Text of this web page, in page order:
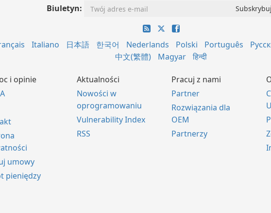
Biuletyn:
Italiano 日本語 한국어 Nederlands Polski Português
中文(繁體)
Magyar हिन्दी
i opinie
umowy
pieniędzy
Aktualności
Nowości w
oprogramowaniu
Vulnerability Index
RSS
Pracuj z nami
Partner
Rozwiązania dla
OEM
Partnerzy